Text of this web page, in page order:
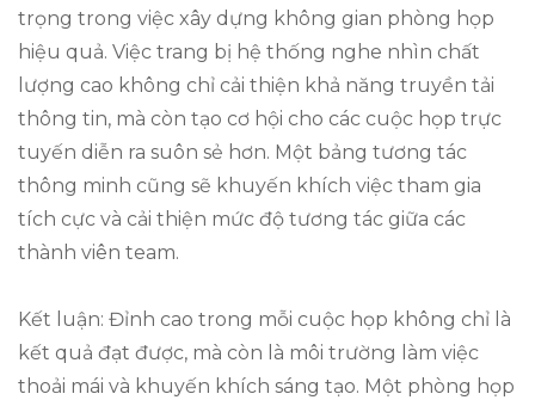
trọng trong việc xây dựng không gian phòng họp
hiệu quả. Việc trang bị hệ thống nghe nhìn chất
lượng cao không chỉ cải thiện khả năng truyền tải
thông tin, mà còn tạo cơ hội cho các cuộc họp trực
tuyến diễn ra suôn sẻ hơn. Một bảng tương tác
thông minh cũng sẽ khuyến khích việc tham gia
tích cực và cải thiện mức độ tương tác giữa các
thành viên team.
Kết luận: Đỉnh cao trong mỗi cuộc họp không chỉ là
kết quả đạt được, mà còn là môi trường làm việc
thoải mái và khuyến khích sáng tạo. Một phòng họp